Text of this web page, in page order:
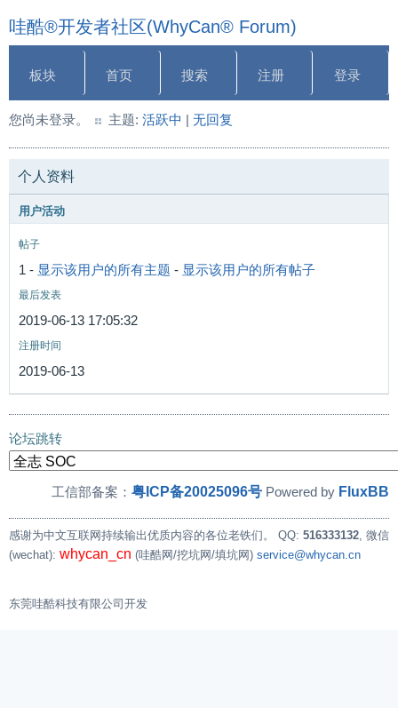
哇酷®开发者社区(WhyCan® Forum)
板块 首页 搜索 注册 登录
您尚未登录。 主题: 活跃中 | 无回复
个人资料
用户活动
帖子
1 - 显示该用户的所有主题 - 显示该用户的所有帖子
最后发表
2019-06-13 17:05:32
注册时间
2019-06-13
论坛跳转
工信部备案： 粤ICP备20025096号 Powered by FluxBB
感谢为中文互联网持续输出优质内容的各位老铁们。 QQ: 516333132, 微信
(wechat): whycan_cn (哇酷网/挖坑网/填坑网) service@whycan.cn
东莞哇酷科技有限公司开发